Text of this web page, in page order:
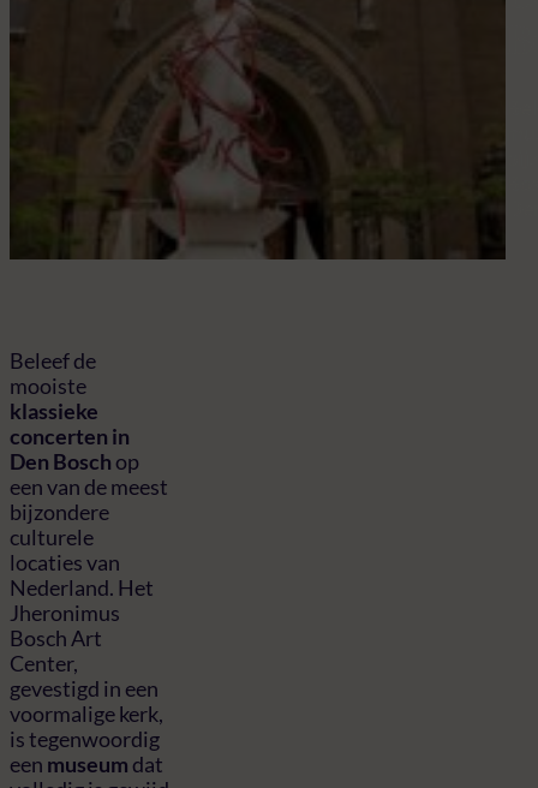
Beleef de
mooiste
klassieke
concerten in
Den Bosch op
een van de meest
bijzondere
culturele
locaties van
Nederland. Het
Jheronimus
Bosch Art
Center,
gevestigd in een
voormalige kerk,
is tegenwoordig
een museum dat